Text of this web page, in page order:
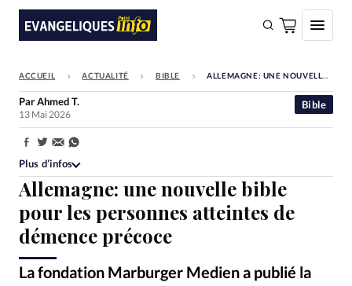
FAIRE UN DON
Faire un don
Eglises
Société
Bible
Toute l'actualité
ACCUEIL ACTUALITÉ BIBLE ALLEMAGNE: UNE NOUVELLE BIBLE POUR LES PERSONNES ATTEINTES DE DÉMENCE PRÉCOCE
Allemagne: une nouvelle bible
pour les personnes atteintes de
démence précoce
La fondation Marburger Medien a publié la
Bible
ParAhmed T.
13 Mai 2026
Partager:
Plus d’infos